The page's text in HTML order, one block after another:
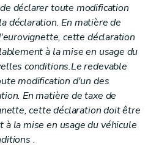
déclarer toute modification
déclaration. En matière de
cette déclaration
à la mise en usage du
conditions.Le redevable
modification d'un des
En matière de taxe de
cette déclaration doit être
la mise en usage du véhicule
.